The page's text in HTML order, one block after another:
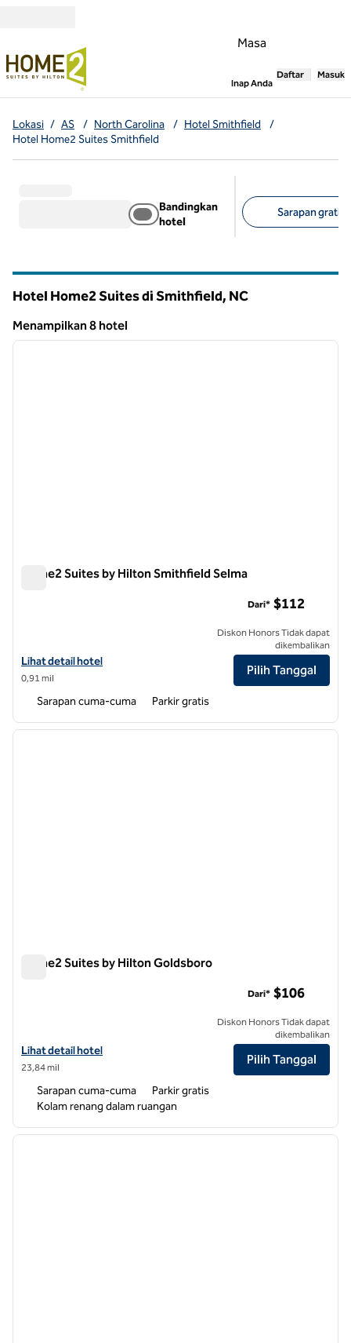
Masa
Inap Anda,Membuka
Daftar Masuk
Lokasi / AS / North Carolina / Hotel Smithfield
/
Hotel Home2 Suites Smithfield
Bandingkan
hotel
Sarapan gratis
Hotel Home2 Suites di Smithfield, NC
Menampilkan 8 hotel
Menampilkan 8 hotel
1 dari 14
Home2 Suites by Hilton Smithfield Selma
Lihat detail hotel untuk Home2 Suites by Hilton Smithfield Selma
Lihat detail hotel
0,91 mil
Dari* $112
Diskon Honors Tidak dapat
dikembalikan
Pilih Tanggal
Sarapan cuma-cuma Parkir gratis
1 dari 6
Home2 Suites by Hilton Goldsboro
Lihat detail hotel untuk Home2 Suites by Hilton Goldsboro
Lihat detail hotel
23,84 mil
Dari* $106
Diskon Honors Tidak dapat
dikembalikan
Pilih Tanggal
Sarapan cuma-cuma
Parkir gratis
Kolam renang dalam ruangan
1 dari 12